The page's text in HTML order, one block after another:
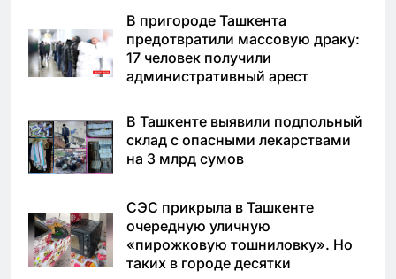
В пригороде Ташкента
предотвратили массовую драку:
17 человек получили
административный арест
В Ташкенте выявили подпольный
склад с опасными лекарствами
на 3 млрд сумов
СЭС прикрыла в Ташкенте
очередную уличную
«пирожковую тошниловку». Но
таких в городе десятки